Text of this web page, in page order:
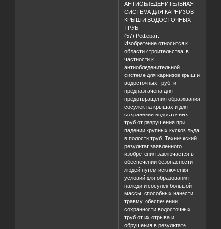
АНТИОБЛЕДЕНИТЕЛЬНАЯ
СИСТЕМА ДЛЯ КАРНИЗОВ
КРЫШ И ВОДОСТОЧНЫХ
ТРУБ
(57) Реферат:
Изобретение относится к
области строительства, в
частности к
антиобледенительной
системе для карнизов крыш и
водосточных труб, и
предназначена для
предотвращения образования
сосулек на крышах и для
сохранения водосточных
труб от разрушения при
падении крупных кусков льда
в полости труб. Технический
результат заявленного
изобретения заключается в
обеспечении безопасности
людей путем исключения
условий для образования
наледи и сосулек большой
массы, способных нанести
травму, обеспечении
сохранности водосточных
труб от их отрыва и
обрушения в результате